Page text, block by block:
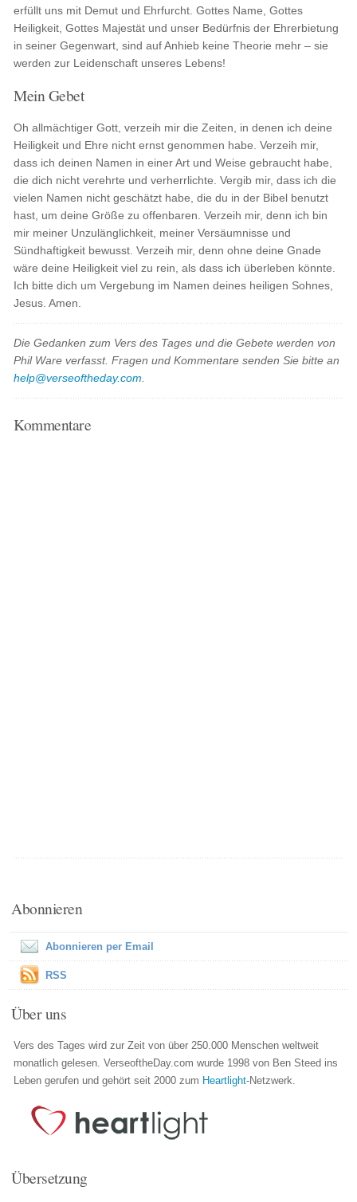
erfüllt uns mit Demut und Ehrfurcht. Gottes Name, Gottes
Heiligkeit, Gottes Majestät und unser Bedürfnis der Ehrerbietung
in seiner Gegenwart, sind auf Anhieb keine Theorie mehr – sie
werden zur Leidenschaft unseres Lebens!
Mein Gebet
Oh allmächtiger Gott, verzeih mir die Zeiten, in denen ich deine
Heiligkeit und Ehre nicht ernst genommen habe. Verzeih mir,
dass ich deinen Namen in einer Art und Weise gebraucht habe,
die dich nicht verehrte und verherrlichte. Vergib mir, dass ich die
vielen Namen nicht geschätzt habe, die du in der Bibel benutzt
hast, um deine Größe zu offenbaren. Verzeih mir, denn ich bin
mir meiner Unzulänglichkeit, meiner Versäumnisse und
Sündhaftigkeit bewusst. Verzeih mir, denn ohne deine Gnade
wäre deine Heiligkeit viel zu rein, als dass ich überleben könnte.
Ich bitte dich um Vergebung im Namen deines heiligen Sohnes,
Jesus. Amen.
Die Gedanken zum Vers des Tages und die Gebete werden von
Phil Ware verfasst. Fragen und Kommentare senden Sie bitte an
help@verseoftheday.com
Kommentare
Abonnieren
Abonnieren per Email
RSS
Über uns
Vers des Tages wird zur Zeit von über 250.000 Menschen weltweit
monatlich gelesen. VerseoftheDay.com wurde 1998 von Ben Steed ins
Leben gerufen und gehört seit 2000 zum Heartlight-Netzwerk.
Übersetzung